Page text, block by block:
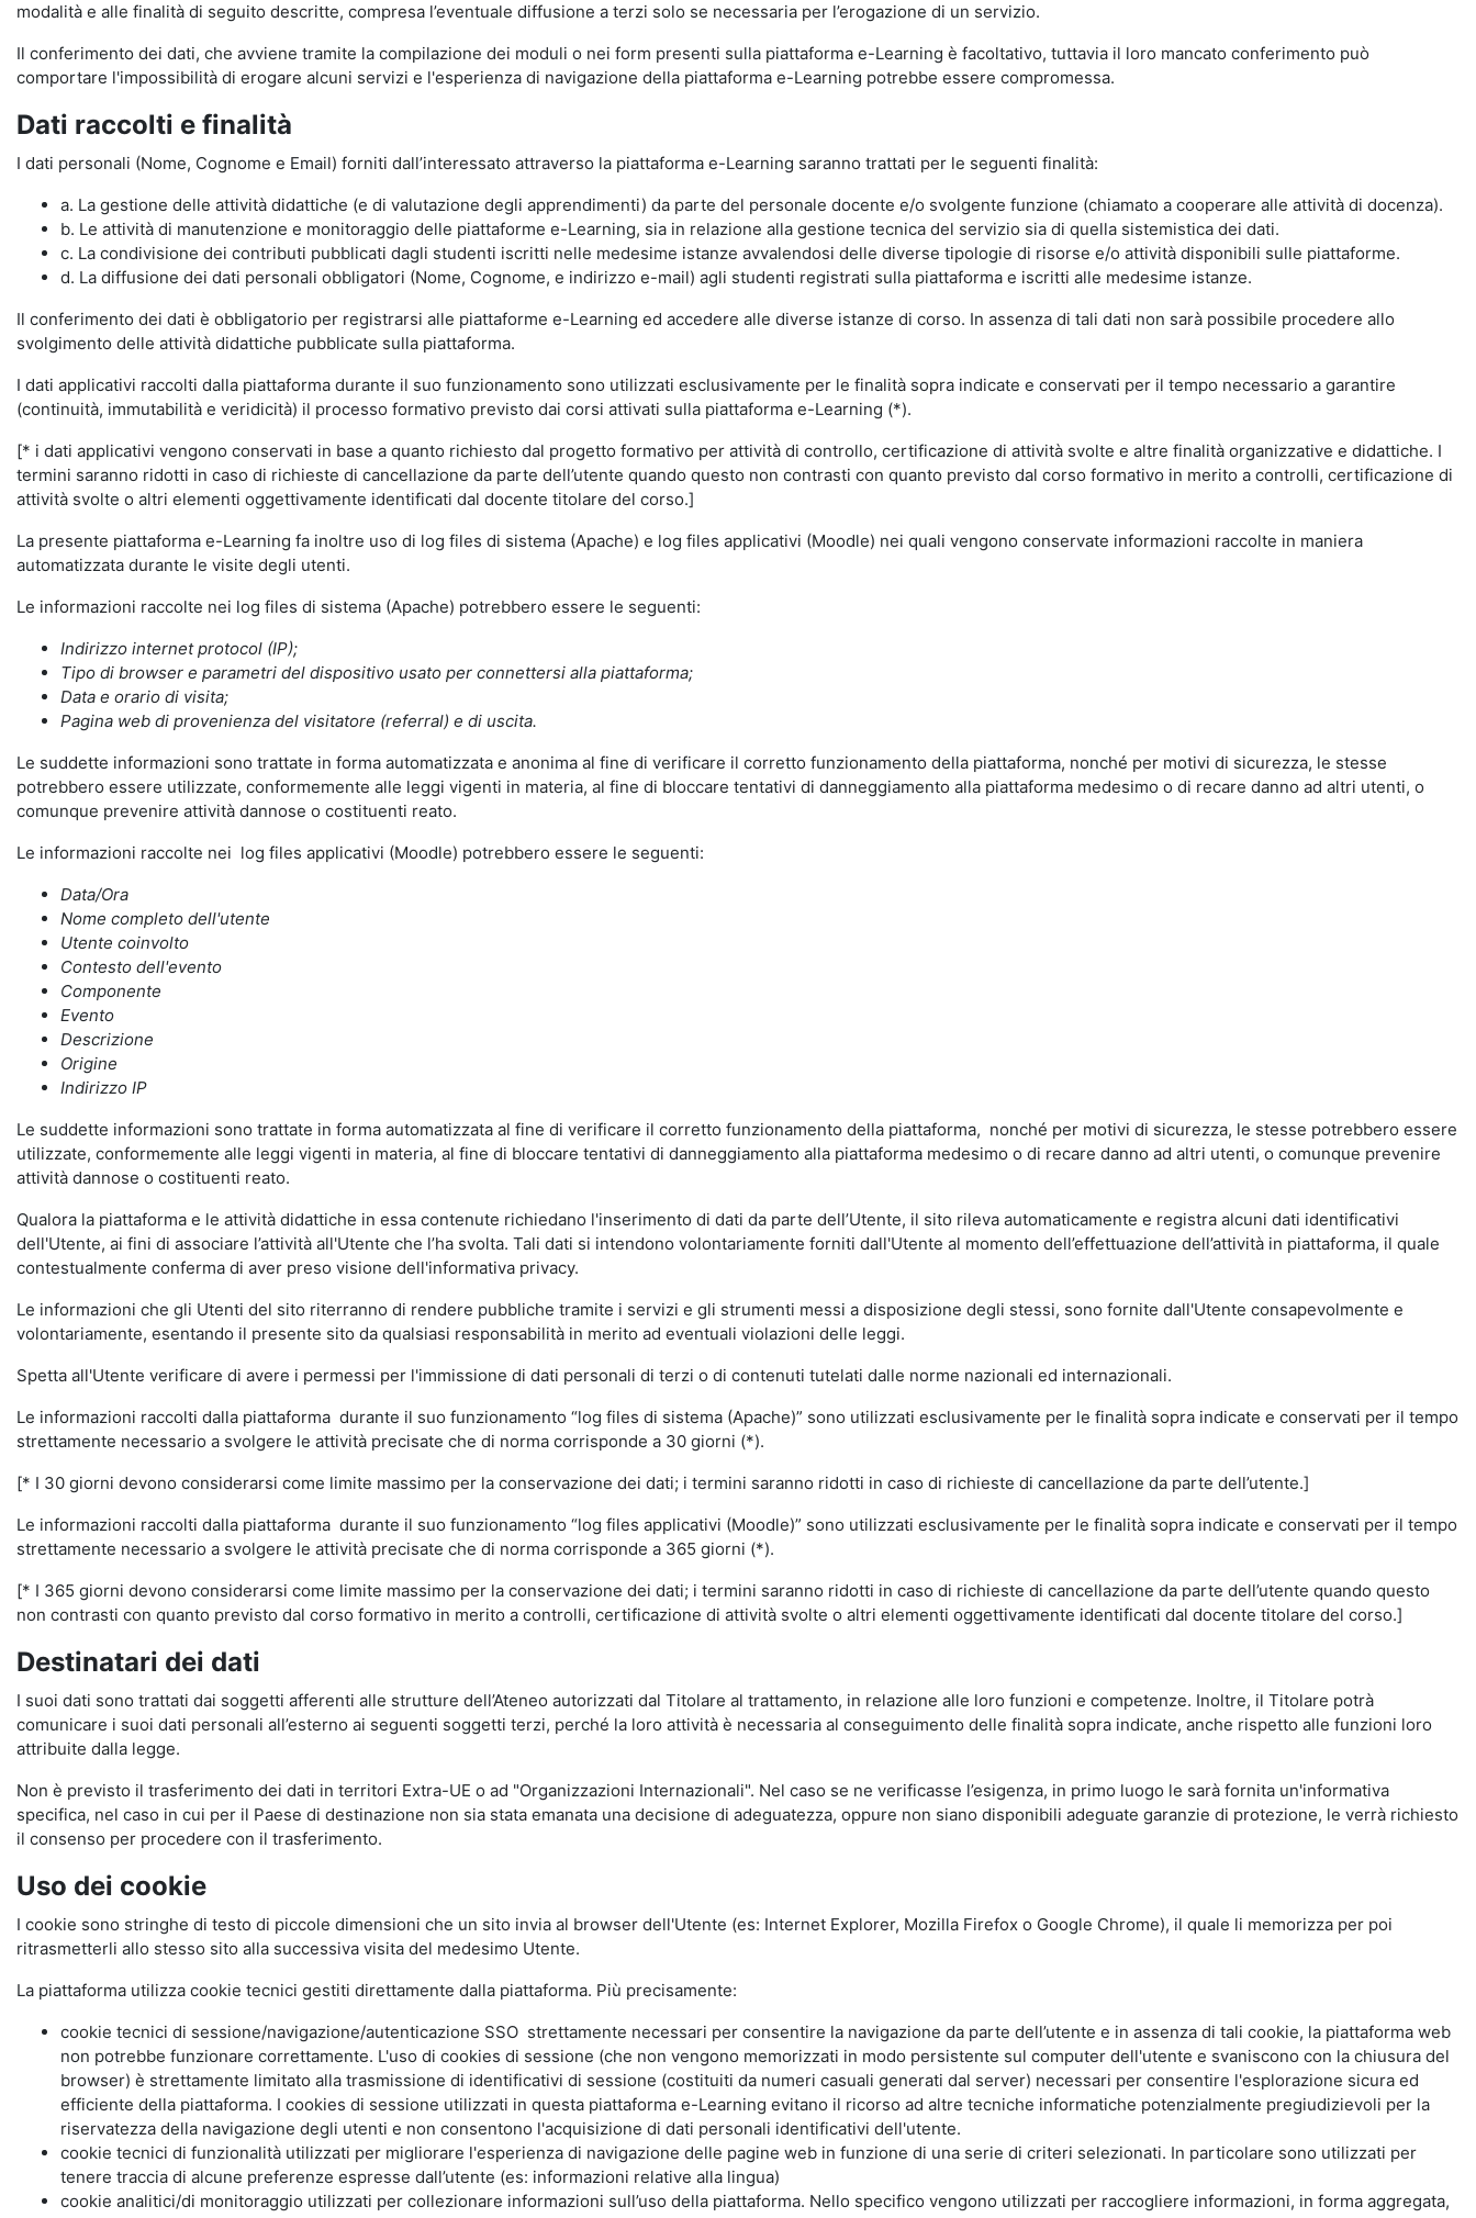
modalità e alle finalità di seguito descritte, compresa l’eventuale diffusione a terzi solo se necessaria per l’erogazione di un servizio.
Il conferimento dei dati, che avviene tramite la compilazione dei moduli o nei form presenti sulla piattaforma e-Learning è facoltativo, tuttavia il loro mancato conferimento può
comportare l'impossibilità di erogare alcuni servizi e l'esperienza di navigazione della piattaforma e-Learning potrebbe essere compromessa.
Dati raccolti e finalità
I dati personali (Nome, Cognome e Email) forniti dall’interessato attraverso la piattaforma e-Learning saranno trattati per le seguenti finalità:
a. La gestione delle attività didattiche (e di valutazione degli apprendimenti) da parte del personale docente e/o svolgente funzione (chiamato a cooperare alle attività di docenza).
b. Le attività di manutenzione e monitoraggio delle piattaforme e-Learning, sia in relazione alla gestione tecnica del servizio sia di quella sistemistica dei dati.
c. La condivisione dei contributi pubblicati dagli studenti iscritti nelle medesime istanze avvalendosi delle diverse tipologie di risorse e/o attività disponibili sulle piattaforme.
d. La diffusione dei dati personali obbligatori (Nome, Cognome, e indirizzo e-mail) agli studenti registrati sulla piattaforma e iscritti alle medesime istanze.
Il conferimento dei dati è obbligatorio per registrarsi alle piattaforme e-Learning ed accedere alle diverse istanze di corso. In assenza di tali dati non sarà possibile procedere allo
svolgimento delle attività didattiche pubblicate sulla piattaforma.
I dati applicativi raccolti dalla piattaforma durante il suo funzionamento sono utilizzati esclusivamente per le finalità sopra indicate e conservati per il tempo necessario a garantire
(continuità, immutabilità e veridicità) il processo formativo previsto dai corsi attivati sulla piattaforma e-Learning (*).
[* i dati applicativi vengono conservati in base a quanto richiesto dal progetto formativo per attività di controllo, certificazione di attività svolte e altre finalità organizzative e didattiche. I
termini saranno ridotti in caso di richieste di cancellazione da parte dell’utente quando questo non contrasti con quanto previsto dal corso formativo in merito a controlli, certificazione di
attività svolte o altri elementi oggettivamente identificati dal docente titolare del corso.]
La presente piattaforma e-Learning fa inoltre uso di log files di sistema (Apache) e log files applicativi (Moodle) nei quali vengono conservate informazioni raccolte in maniera
automatizzata durante le visite degli utenti.
Le informazioni raccolte nei log files di sistema (Apache) potrebbero essere le seguenti:
Indirizzo internet protocol (IP);
Tipo di browser e parametri del dispositivo usato per connettersi alla piattaforma;
Data e orario di visita;
Pagina web di provenienza del visitatore (referral) e di uscita.
Le suddette informazioni sono trattate in forma automatizzata e anonima al fine di verificare il corretto funzionamento della piattaforma, nonché per motivi di sicurezza, le stesse
potrebbero essere utilizzate, conformemente alle leggi vigenti in materia, al fine di bloccare tentativi di danneggiamento alla piattaforma medesimo o di recare danno ad altri utenti, o
comunque prevenire attività dannose o costituenti reato.
Le informazioni raccolte nei log files applicativi (Moodle) potrebbero essere le seguenti:
Data/Ora
Nome completo dell'utente
Utente coinvolto
Contesto dell'evento
Componente
Evento
Descrizione
Origine
Indirizzo IP
Le suddette informazioni sono trattate in forma automatizzata al fine di verificare il corretto funzionamento della piattaforma, nonché per motivi di sicurezza, le stesse potrebbero essere
utilizzate, conformemente alle leggi vigenti in materia, al fine di bloccare tentativi di danneggiamento alla piattaforma medesimo o di recare danno ad altri utenti, o comunque prevenire
attività dannose o costituenti reato.
Qualora la piattaforma e le attività didattiche in essa contenute richiedano l'inserimento di dati da parte dell’Utente, il sito rileva automaticamente e registra alcuni dati identificativi
dell'Utente, ai fini di associare l’attività all'Utente che l’ha svolta. Tali dati si intendono volontariamente forniti dall'Utente al momento dell’effettuazione dell’attività in piattaforma, il quale
contestualmente conferma di aver preso visione dell'informativa privacy.
Le informazioni che gli Utenti del sito riterranno di rendere pubbliche tramite i servizi e gli strumenti messi a disposizione degli stessi, sono fornite dall'Utente consapevolmente e
volontariamente, esentando il presente sito da qualsiasi responsabilità in merito ad eventuali violazioni delle leggi.
Spetta all'Utente verificare di avere i permessi per l'immissione di dati personali di terzi o di contenuti tutelati dalle norme nazionali ed internazionali.
Le informazioni raccolti dalla piattaforma durante il suo funzionamento “log files di sistema (Apache)” sono utilizzati esclusivamente per le finalità sopra indicate e conservati per il tempo
strettamente necessario a svolgere le attività precisate che di norma corrisponde a 30 giorni (*).
[* I 30 giorni devono considerarsi come limite massimo per la conservazione dei dati; i termini saranno ridotti in caso di richieste di cancellazione da parte dell’utente.]
Le informazioni raccolti dalla piattaforma durante il suo funzionamento “log files applicativi (Moodle)” sono utilizzati esclusivamente per le finalità sopra indicate e conservati per il tempo
strettamente necessario a svolgere le attività precisate che di norma corrisponde a 365 giorni (*).
[* I 365 giorni devono considerarsi come limite massimo per la conservazione dei dati; i termini saranno ridotti in caso di richieste di cancellazione da parte dell’utente quando questo
non contrasti con quanto previsto dal corso formativo in merito a controlli, certificazione di attività svolte o altri elementi oggettivamente identificati dal docente titolare del corso.]
Destinatari dei dati
I suoi dati sono trattati dai soggetti afferenti alle strutture dell’Ateneo autorizzati dal Titolare al trattamento, in relazione alle loro funzioni e competenze. Inoltre, il Titolare potrà
comunicare i suoi dati personali all’esterno ai seguenti soggetti terzi, perché la loro attività è necessaria al conseguimento delle finalità sopra indicate, anche rispetto alle funzioni loro
attribuite dalla legge.
Non è previsto il trasferimento dei dati in territori Extra-UE o ad "Organizzazioni Internazionali". Nel caso se ne verificasse l’esigenza, in primo luogo le sarà fornita un'informativa
specifica, nel caso in cui per il Paese di destinazione non sia stata emanata una decisione di adeguatezza, oppure non siano disponibili adeguate garanzie di protezione, le verrà richiesto
il consenso per procedere con il trasferimento.
Uso dei cookie
I cookie sono stringhe di testo di piccole dimensioni che un sito invia al browser dell'Utente (es: Internet Explorer, Mozilla Firefox o Google Chrome), il quale li memorizza per poi
ritrasmetterli allo stesso sito alla successiva visita del medesimo Utente.
La piattaforma utilizza cookie tecnici gestiti direttamente dalla piattaforma. Più precisamente:
cookie tecnici di sessione/navigazione/autenticazione SSO strettamente necessari per consentire la navigazione da parte dell’utente e in assenza di tali cookie, la piattaforma web
non potrebbe funzionare correttamente. L'uso di cookies di sessione (che non vengono memorizzati in modo persistente sul computer dell'utente e svaniscono con la chiusura del
browser) è strettamente limitato alla trasmissione di identificativi di sessione (costituiti da numeri casuali generati dal server) necessari per consentire l'esplorazione sicura ed
efficiente della piattaforma. I cookies di sessione utilizzati in questa piattaforma e-Learning evitano il ricorso ad altre tecniche informatiche potenzialmente pregiudizievoli per la
riservatezza della navigazione degli utenti e non consentono l'acquisizione di dati personali identificativi dell'utente.
cookie tecnici di funzionalità utilizzati per migliorare l'esperienza di navigazione delle pagine web in funzione di una serie di criteri selezionati. In particolare sono utilizzati per
tenere traccia di alcune preferenze espresse dall’utente (es: informazioni relative alla lingua)
cookie analitici/di monitoraggio utilizzati per collezionare informazioni sull’uso della piattaforma. Nello specifico vengono utilizzati per raccogliere informazioni, in forma aggregata,